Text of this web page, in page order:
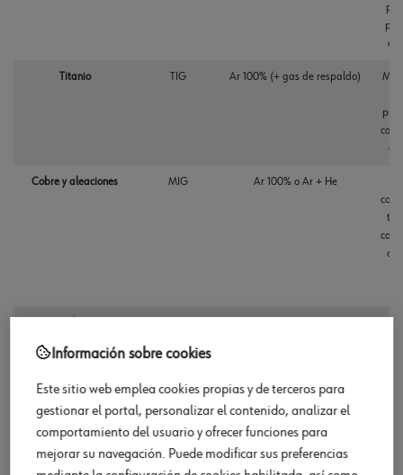
en
Titanio TIG Ar 100% (+ gas de respaldo)
cara
Cobre y aleaciones MIG Ar 100% o Ar + He
Información sobre cookies
Este sitio web emplea cookies propias y de terceros para
gestionar el portal, personalizar el contenido, analizar el
comportamiento del usuario y ofrecer funciones para
mejorar su navegación. Puede modificar sus preferencias